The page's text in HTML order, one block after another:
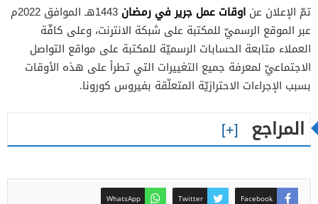
تمّ الإعلان عن اوقات عمل جرير في رمضان
1443هـ الموافق 2022م
عبر الموقع الرسميّ للمكتبة على شبكة الانترنت، وعلى كافّة
العملاء متابعة الحسابات الرسميّة للمكتبة على مواقع التواصل
الاجتماعيّ لمعرفة جميع التغييرات التي تطرأ على هذه الأوقات
بسبب الإجراءات الاحترازيّة المتعلّقة بفيروس كورونا.
المراجع
Facebook
Twitter
WhatsApp